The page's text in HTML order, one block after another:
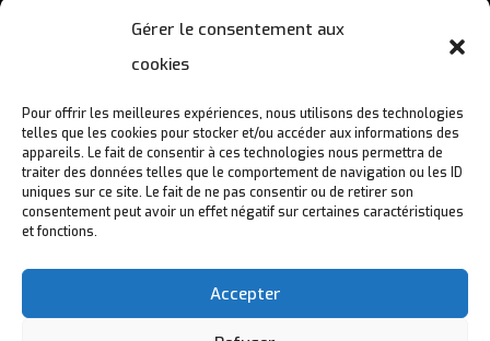
Gérer le consentement aux
cookies
Pour offrir les meilleures expériences, nous utilisons des technologies
telles que les cookies pour stocker et/ou accéder aux informations des
appareils. Le fait de consentir à ces technologies nous permettra de
traiter des données telles que le comportement de navigation ou les ID
uniques sur ce site. Le fait de ne pas consentir ou de retirer son
consentement peut avoir un effet négatif sur certaines caractéristiques
et fonctions.
Accepter
Dépannage électricité Liffré-Dépannage électricité Louvigné-